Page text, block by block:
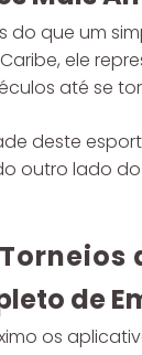
do que um
ele
até se
deste
outro lado
de
os